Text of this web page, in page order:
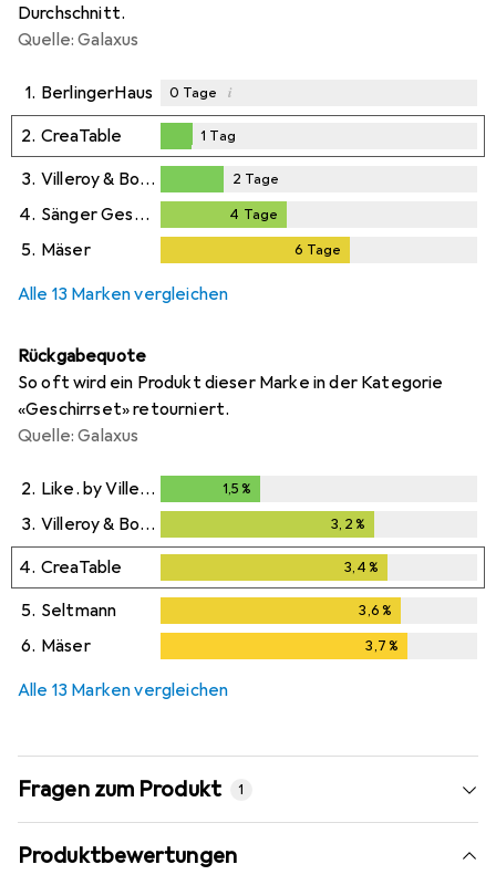
Durchschnitt.
Quelle: Galaxus
1. BerlingerHaus 0 Tage i
2. CreaTable
1Tag
1 Tag
3. Villeroy & Boch
2Tage
2 Tage
4. Sänger Geschirr 4 Tage
5. Mäser 6 Tage
Alle 13 Marken vergleichen
Rückgabequote
So oft wird ein Produkt dieser Marke in der Kategorie
«Geschirrset» retourniert.
Quelle: Galaxus
2. Like. by Villeroy & Boch 1,5 %
3. Villeroy & Boch 3,2 %
4. CreaTable 3,4%
5. Seltmann 3,6%
6. Mäser 3,7%
Alle 13 Marken vergleichen
Fragen zum Produkt 1
Produktbewertungen